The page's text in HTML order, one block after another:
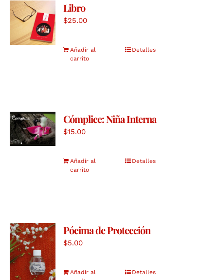
Libro
$25.00
Añadir al
carrito
Detalles
Cómplice: Niña Interna
$15.00
Añadir al
carrito
Detalles
Pócima de Protección
$5.00
Añadir al
Detalles